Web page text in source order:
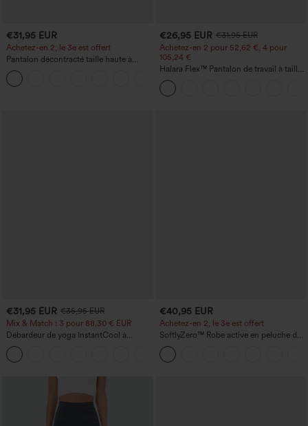
€31,95 EUR
Achetez-en 2, le 3e est offert
Pantalon décontracté taille haute à
cordon, coupe large en mélange de lin,
avec poches
€26,95 EUR €31,95 EUR
Achetez-en 2 pour 52,62 €, 4 pour
105,24 €
Halara Flex™ Pantalon de travail à taille
haute, jambe large, avec poches, en
maille gaufrée
€31,95 EUR €35,95 EUR
Mix & Match : 3 pour 88,30 € EUR
Débardeur de yoga InstantCool à
encolure en U et ourlet arrondi –
UPF50+
€40,95 EUR
Achetez-en 2, le 3e est offert
SoftlyZero™ Robe active en peluche dos
nu — Édition Hyper Facile